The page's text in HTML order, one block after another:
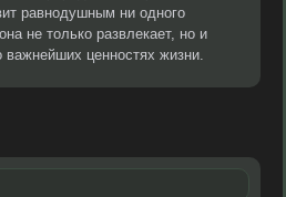
равнодушным ни одного
не только развлекает, но и
важнейших ценностях жизни.